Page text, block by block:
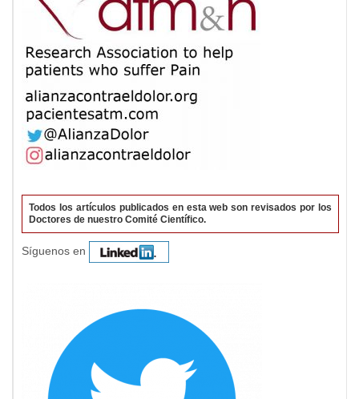
Todos los artículos publicados en esta web son revisados por los
Doctores de nuestro Comité Científico.
Síguenos en